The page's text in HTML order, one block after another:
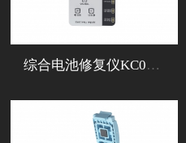
综合电池修复仪KC01支持6-14PM全自动跑循环健康度100%循环清零